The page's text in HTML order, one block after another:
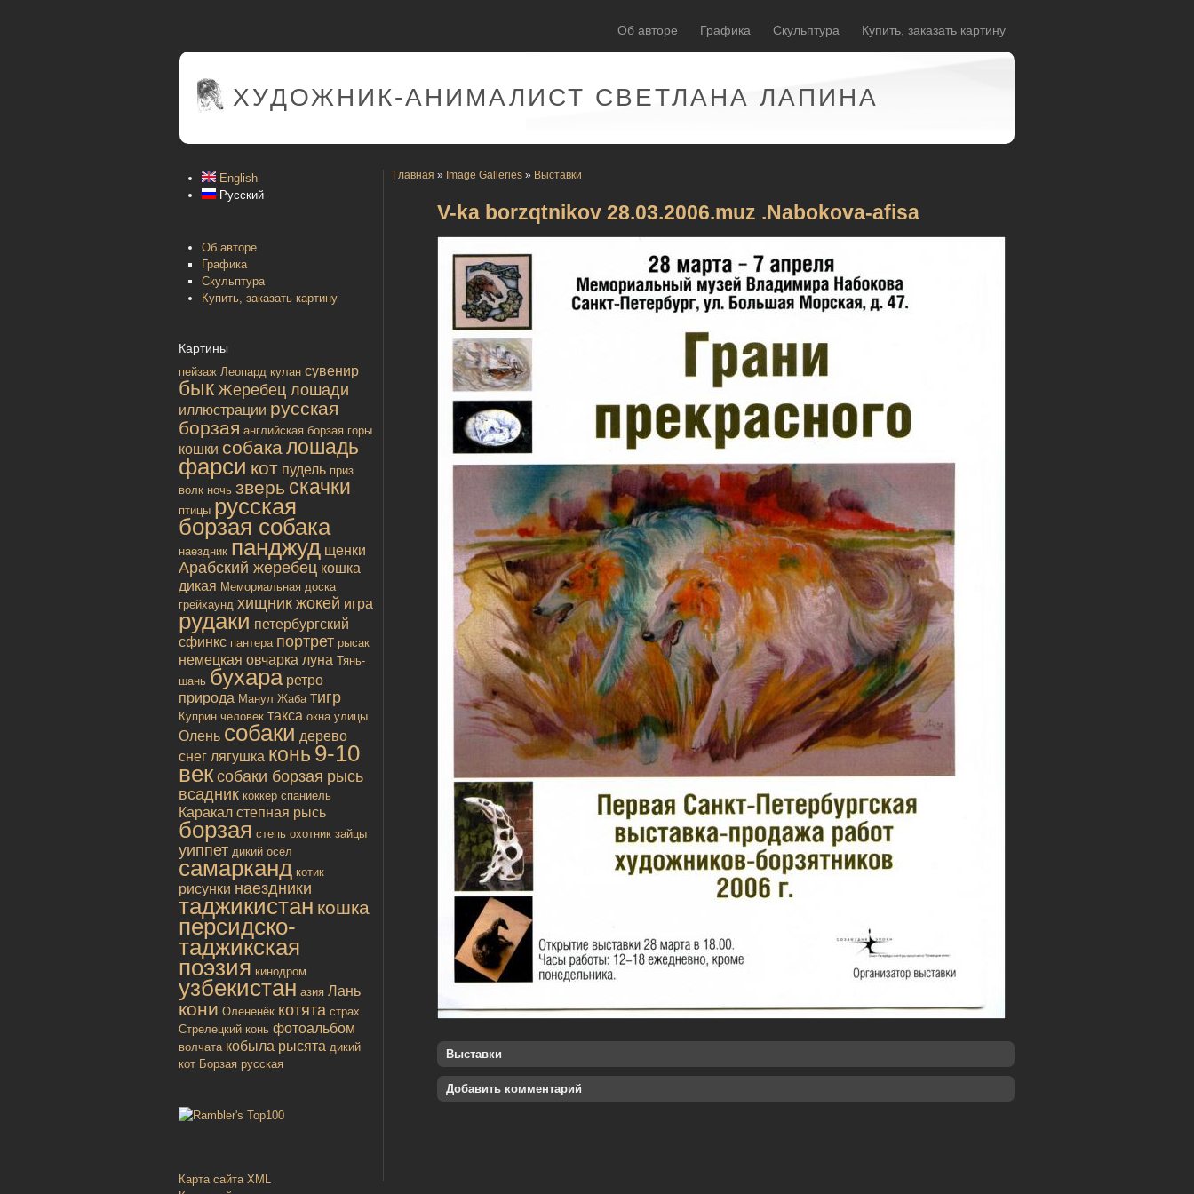
Об авторе Графика Скульптура Купить, заказать картину
ХУДОЖНИК-АНИМАЛИСТ СВЕТЛАНА ЛАПИНА
English
Русский
Об авторе
Графика
Скульптура
Купить, заказать картину
Картины
пейзаж Леопард кулан сувенир
бык Жеребец лошади
иллюстрации русская
борзая английская борзая горы
кошки собакалошадь
фарси кот пудель приз
волк ночь зверь скачки
птицы русская
борзая собака
наездник панджуд щенки
Арабский жеребец кошка
дикая Мемориальная доска
грейхаунд хищник жокей игра
рудаки петербургский
сфинкс пантера портрет рысак
немецкая овчарка луна Тянь-
шань бухара ретро
природа Манул Жаба тигр
Куприн человек такса окна улицы
Олень собаки дерево
снег лягушка конь 9-10
век собаки борзая рысь
всадник коккер спаниель
Каракал степная рысь
борзая степь охотник зайцы
уиппет дикий осёл
самарканд котик
рисунки наездники
таджикистан кошка
персидско-
таджикская
поэзия кинодром
узбекистан азия Лань
кони Олененёк котята страх
Стрелецкий конь фотоальбом
волчата кобыла рысята дикий
кот Борзая русская
Карта сайта XML
Главная » Image Galleries » Выставки
V-ka borzqtnikov 28.03.2006.muz .Nabokova-afisa
Выставки
Добавить комментарий